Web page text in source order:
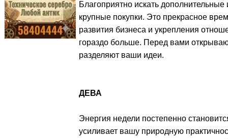
Благоприятно искать
крупные покупки. Это прекрасное
развития бизнеса и укрепления
гораздо больше. Перед вами
разделяют ваши идеи.
ДЕВА
Энергия недели постепенно
усиливает вашу природную